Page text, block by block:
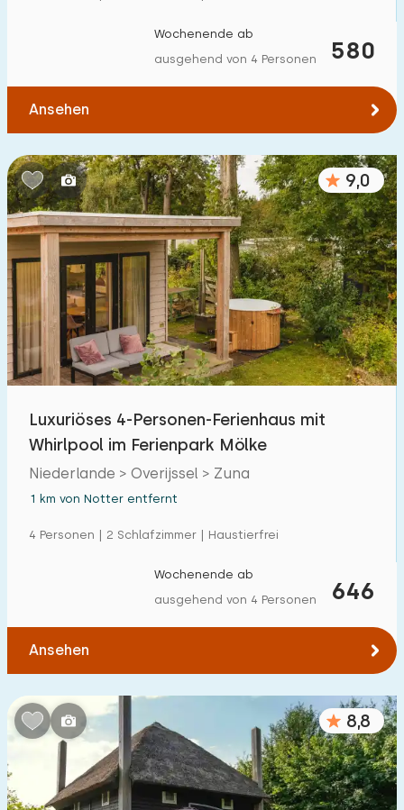
580
Wochenende ab
ausgehend von 4 Personen
Ansehen
9,0
Luxuriöses 4-Personen-Ferienhaus mit
Whirlpool im Ferienpark Mölke
Niederlande > Overijssel > Zuna
1 km von Notter entfernt
4 Personen | 2 Schlafzimmer | Haustierfrei
646
Wochenende ab
ausgehend von 4 Personen
Ansehen
8,8